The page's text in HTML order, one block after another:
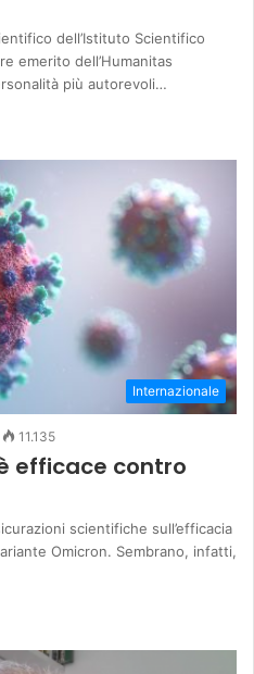
dell’Istituto Scientifico
emerito dell’Humanitas
più autorevoli…
Internazionale
11.135
efficace contro
scientifiche sull’efficacia
Omicron. Sembrano, infatti,